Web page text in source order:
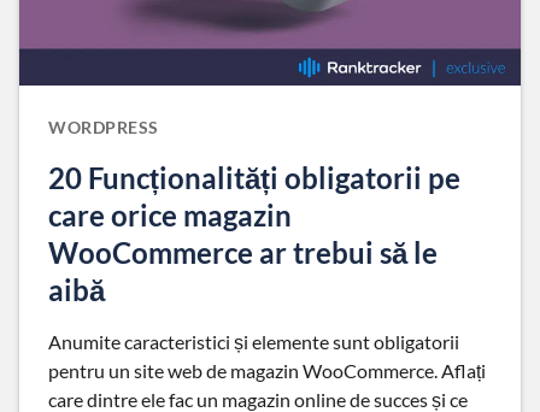
WORDPRESS
20 Funcționalități obligatorii pe
care orice magazin
WooCommerce ar trebui să le
aibă
Anumite caracteristici și elemente sunt obligatorii
pentru un site web de magazin WooCommerce. Aflați
care dintre ele fac un magazin online de succes și ce